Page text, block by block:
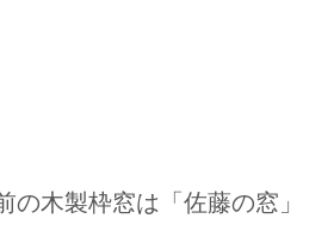
木製枠窓は「佐藤の窓」